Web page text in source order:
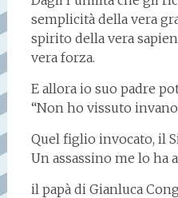
semplicità della vera
spirito della vera
vera forza.
E allora io suo padre
“Non ho vissuto
Quel figlio invocato, il
Un assassino me lo ha
il papà di Gianluca